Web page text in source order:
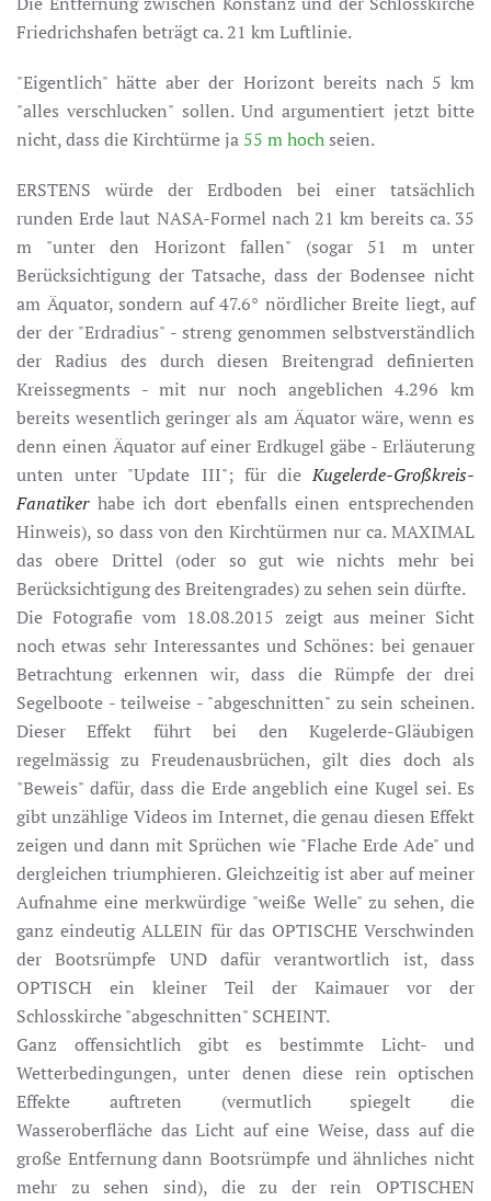
Friedrichshafen beträgt ca. 21 km Luftlinie.
"Eigentlich" hätte aber der Horizont bereits nach 5 km
"alles verschlucken" sollen. Und argumentiert jetzt bitte
nicht, dass die Kirchtürme ja 55 m hoch seien.
ERSTENS würde der Erdboden bei einer tatsächlich
runden Erde laut NASA-Formel nach 21 km bereits ca. 35
m "unter den Horizont fallen" (sogar 51 m unter
Berücksichtigung der Tatsache, dass der Bodensee nicht
am Äquator, sondern auf 47.6° nördlicher Breite liegt, auf
der der "Erdradius" - streng genommen selbstverständlich
der Radius des durch diesen Breitengrad definierten
Kreissegments - mit nur noch angeblichen 4.296 km
bereits wesentlich geringer als am Äquator wäre, wenn es
denn einen Äquator auf einer Erdkugel gäbe - Erläuterung
unten unter "Update III"; für dieKugelerde-Großkreis-
Fanatikerhabe ich dort ebenfalls einen entsprechenden
Hinweis), so dass von den Kirchtürmen nur ca. MAXIMAL
das obere Drittel (oder so gut wie nichts mehr bei
Berücksichtigung des Breitengrades) zu sehen sein dürfte.
Die Fotografie vom 18.08.2015 zeigt aus meiner Sicht
noch etwas sehr Interessantes und Schönes: bei genauer
Betrachtung erkennen wir, dass die Rümpfe der drei
Segelboote - teilweise - "abgeschnitten" zu sein scheinen.
Dieser Effekt führt bei den Kugelerde-Gläubigen
regelmässig zu Freudenausbrüchen, gilt dies doch als
"Beweis" dafür, dass die Erde angeblich eine Kugel sei. Es
gibt unzählige Videos im Internet, die genau diesen Effekt
zeigen und dann mit Sprüchen wie "Flache Erde Ade" und
dergleichen triumphieren. Gleichzeitig ist aber auf meiner
Aufnahme eine merkwürdige "weiße Welle" zu sehen, die
ganz eindeutig ALLEIN für das OPTISCHE Verschwinden
der Bootsrümpfe UND dafür verantwortlich ist, dass
OPTISCH ein kleiner Teil der Kaimauer vor der
Schlosskirche "abgeschnitten" SCHEINT.
Ganz offensichtlich gibt es bestimmte Licht- und
Wetterbedingungen, unter denen diese rein optischen
Effekte auftreten (vermutlich spiegelt die
Wasseroberfläche das Licht auf eine Weise, dass auf die
große Entfernung dann Bootsrümpfe und ähnliches nicht
mehr zu sehen sind), die zu der rein OPTISCHEN